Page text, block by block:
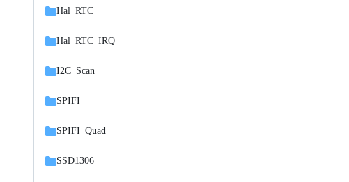
Hal_RTC
Hal_RTC_IRQ
I2C_Scan
SPIFI
SPIFI_Quad
SSD1306